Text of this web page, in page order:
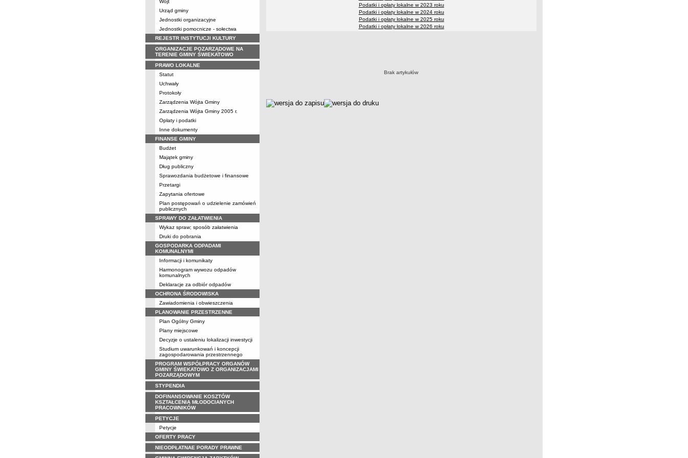
Wójt
Urząd gminy
Jednostki organizacyjne
Jednostki pomocnicze - sołectwa
REJESTR INSTYTUCJI KULTURY
ORGANIZACJE POZARZĄDOWE NA
TERENIE GMINY ŚWIEKATOWO
PRAWO LOKALNE
Statut
Uchwały
Protokoły
Zarządzenia Wójta Gminy
Zarządzenia Wójta Gminy 2005 r.
Opłaty i podatki
Inne dokumenty
FINANSE GMINY
Budżet
Majątek gminy
Dług publiczny
Sprawozdania budżetowe i finansowe
Przetargi
Zapytania ofertowe
Plan postępowań o udzielenie zamówień
publicznych
SPRAWY DO ZAŁATWIENIA
Wykaz spraw; sposób załatwienia
Druki do pobrania
GOSPODARKA ODPADAMI
KOMUNALNYMI
Informacji i komunikaty
Harmonogram wywozu odpadów
komunalnych
Deklaracje za odbiór odpadów
OCHRONA ŚRODOWISKA
Zawiadomienia i obwieszczenia
PLANOWANIE PRZESTRZENNE
Plan Ogólny Gminy
Plany miejscowe
Decyzje o ustaleniu lokalizacji inwestycji
Studium uwarunkowań i koncepcji
zagospodarowania przestrzennego
PROGRAM WSPÓŁPRACY ORGANÓW
GMINY ŚWIEKATOWO Z ORGANIZACJAMI
POZARZĄDOWYM
STYPENDIA
DOFINANSOWANIE KOSZTÓW
KSZTAŁCENIA MŁODOCIANYCH
PRACOWNIKÓW
PETYCJE
Petycje
OFERTY PRACY
NIEODPŁATNAE PORADY PRAWNE
Podatki i opłaty lokalne w 2023 roku
Podatki i opłaty lokalne w 2024 roku
Podatki i opłaty lokalne w 2025 roku
Podatki i opłaty lokalne w 2026 roku
Brak artykułów
metryczka